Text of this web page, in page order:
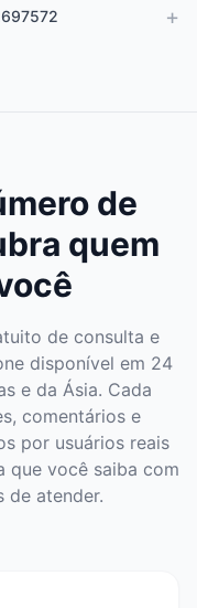
+
de
quem
de consulta e
disponível em 24
e da Ásia. Cada
comentários e
por usuários reais
que você saiba com
de atender.